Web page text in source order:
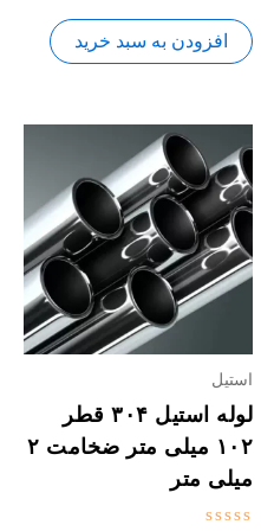
از
5
افزودن به سبد خرید
استیل
لوله استیل ۳۰۴ قطر
۱۰۲ میلی متر ضخامت ۲
میلی متر